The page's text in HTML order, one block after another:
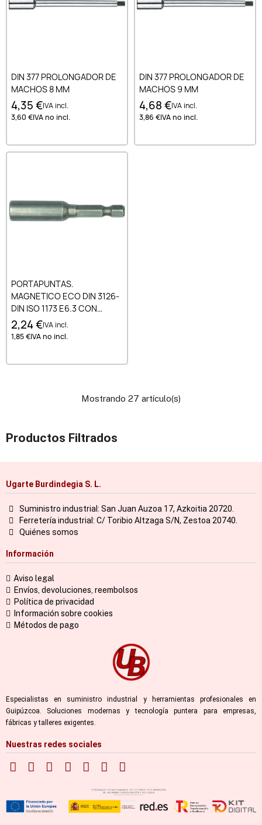
Productos Filtrados
DIN 377 PROLONGADOR DE
MACHOS 8 MM
4,35 €IVA incl.
3,60 €IVA no incl.
DIN 377 PROLONGADOR DE
MACHOS 9 MM
4,68 €IVA incl.
3,86 €IVA no incl.
PORTAPUNTAS.
MAGNETICO ECO DIN 3126-
DIN ISO 1173 E6.3 CON
SUJECION 1/4 6.35 MM BIT
L60MM
2,24 €IVA incl.
1,85 €IVA no incl.
Mostrando 27 artículo(s)
Ugarte Burdindegia S. L.
Suministro industrial: San Juan Auzoa 17, Azkoitia 20720.
Ferretería industrial: C/ Toribio Altzaga S/N, Zestoa 20740.
Quiénes somos
Información
Aviso legal
Envíos, devoluciones, reembolsos
Política de privacidad
Información sobre cookies
Métodos de pago
Especialistas en suministro industrial y herramientas profesionales en
Guipúzcoa. Soluciones modernas y tecnología puntera para empresas,
fábricas y talleres exigentes.
Nuestras redes sociales